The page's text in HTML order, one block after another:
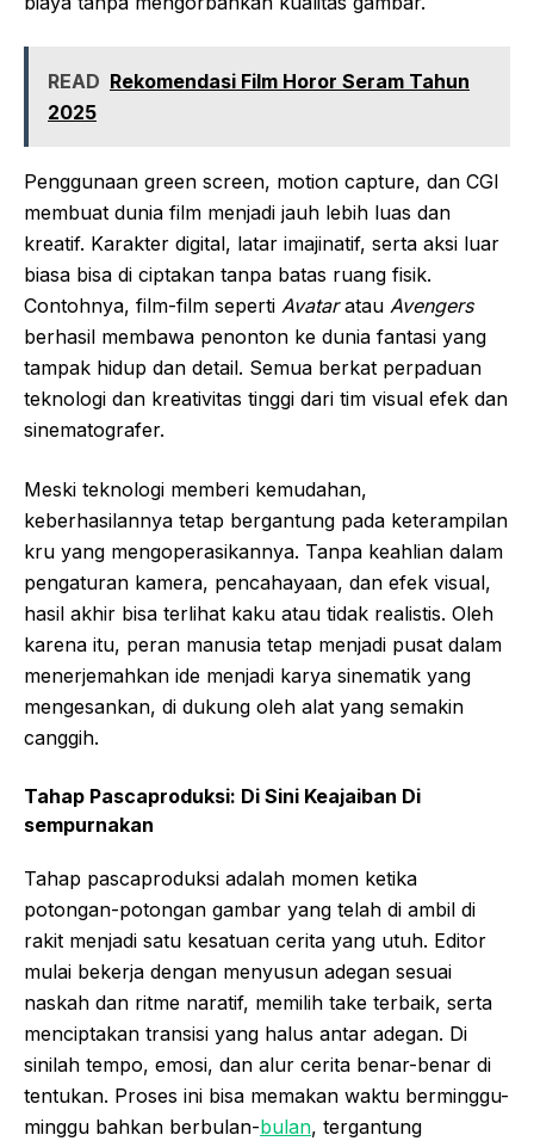
READ Rekomendasi Film Horor Seram Tahun
2025
Penggunaan green screen, motion capture, dan CGI
membuat dunia film menjadi jauh lebih luas dan
kreatif. Karakter digital, latar imajinatif, serta aksi luar
biasa bisa di ciptakan tanpa batas ruang fisik.
Contohnya, film-film seperti Avataratau Avengers
berhasil membawa penonton ke dunia fantasi yang
tampak hidup dan detail. Semua berkat perpaduan
teknologi dan kreativitas tinggi dari tim visual efek dan
sinematografer.
Meski teknologi memberi kemudahan,
keberhasilannya tetap bergantung pada keterampilan
kru yang mengoperasikannya. Tanpa keahlian dalam
pengaturan kamera, pencahayaan, dan efek visual,
hasil akhir bisa terlihat kaku atau tidak realistis. Oleh
karena itu, peran manusia tetap menjadi pusat dalam
menerjemahkan ide menjadi karya sinematik yang
mengesankan, di dukung oleh alat yang semakin
canggih.
Tahap Pascaproduksi: Di Sini Keajaiban Di
sempurnakan
Tahap pascaproduksi adalah momen ketika
potongan-potongan gambar yang telah di ambil di
rakit menjadi satu kesatuan cerita yang utuh. Editor
mulai bekerja dengan menyusun adegan sesuai
naskah dan ritme naratif, memilih take terbaik, serta
menciptakan transisi yang halus antar adegan. Di
sinilah tempo, emosi, dan alur cerita benar-benar di
tentukan. Proses ini bisa memakan waktu berminggu-
minggu bahkan berbulan-bulan, tergantung